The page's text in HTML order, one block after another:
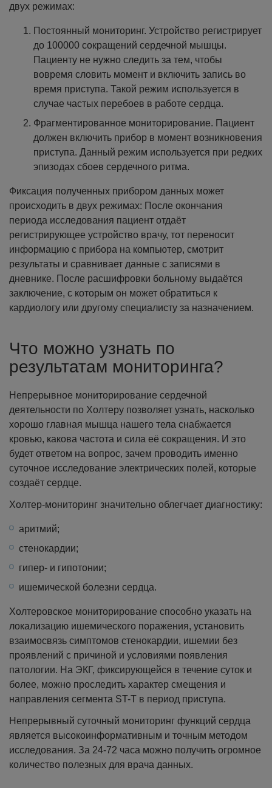
двух режимах:
Постоянный мониторинг. Устройство регистрирует
до 100000 сокращений сердечной мышцы.
Пациенту не нужно следить за тем, чтобы
вовремя словить момент и включить запись во
время приступа. Такой режим используется в
случае частых перебоев в работе сердца.
Фрагментированное мониторирование. Пациент
должен включить прибор в момент возникновения
приступа. Данный режим используется при редких
эпизодах сбоев сердечного ритма.
Фиксация полученных прибором данных может
происходить в двух режимах: После окончания
периода исследования пациент отдаёт
регистрирующее устройство врачу, тот переносит
информацию с прибора на компьютер, смотрит
результаты и сравнивает данные с записями в
дневнике. После расшифровки больному выдаётся
заключение, с которым он может обратиться к
кардиологу или другому специалисту за назначением.
Что можно узнать по
результатам мониторинга?
Непрерывное мониторирование сердечной
деятельности по Холтеру позволяет узнать, насколько
хорошо главная мышца нашего тела снабжается
кровью, какова частота и сила её сокращения. И это
будет ответом на вопрос, зачем проводить именно
суточное исследование электрических полей, которые
создаёт сердце.
Холтер-мониторинг значительно облегчает диагностику:
аритмий;
стенокардии;
гипер- и гипотонии;
ишемической болезни сердца.
Холтеровское мониторирование способно указать на
локализацию ишемического поражения, установить
взаимосвязь симптомов стенокардии, ишемии без
проявлений с причиной и условиями появления
патологии. На ЭКГ, фиксирующейся в течение суток и
более, можно проследить характер смещения и
направления сегмента ST-Т в период приступа.
Непрерывный суточный мониторинг функций сердца
является высокоинформативным и точным методом
исследования. За 24-72 часа можно получить огромное
количество полезных для врача данных.